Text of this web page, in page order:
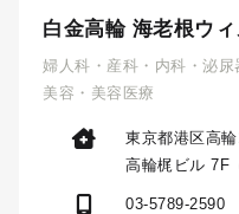
白金高輪 海老根ウ
婦人科・産科・内科・泌
美容・美容医療
東京都港区高
高輪梶ビル 7F
03-5789-2590